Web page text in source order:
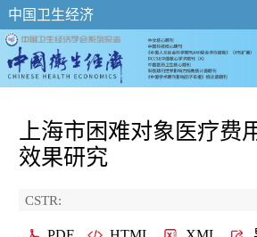
中国卫生经济
上海市困难对象医疗费
效果研究
CSTR: